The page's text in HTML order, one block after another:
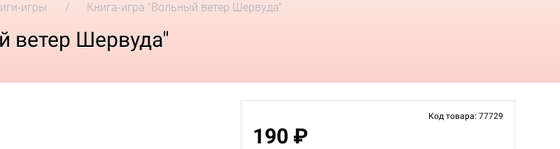
игры Книга-игра "Вольный ветер Шервуда"
ветер Шервуда"
Код товара: 77729
190 ₽